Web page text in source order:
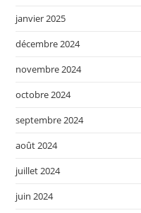
janvier 2025
décembre 2024
novembre 2024
octobre 2024
septembre 2024
août 2024
juillet 2024
juin 2024